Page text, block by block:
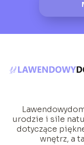
urodzie i sile
dotyczące
wnętrz, a